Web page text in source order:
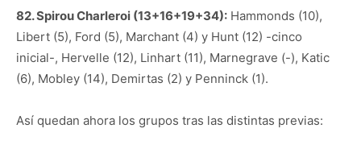
82. Spirou Charleroi (13+16+19+34): Hammonds (10),
Libert (5), Ford (5), Marchant (4) y Hunt (12) -cinco
inicial-, Hervelle (12), Linhart (11), Marnegrave (-), Katic
(6), Mobley (14), Demirtas (2) y Penninck (1).
Así quedan ahora los grupos tras las distintas previas: